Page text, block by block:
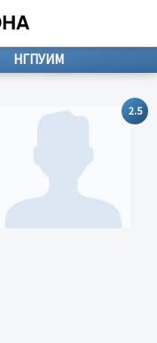
НГПУИМ
2.5